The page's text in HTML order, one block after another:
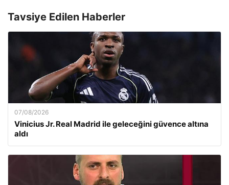
Tavsiye Edilen Haberler
07/08/2026
Vinicius Jr. Real Madrid ile geleceğini güvence altına
aldı